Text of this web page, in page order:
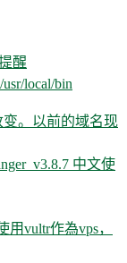
醒
local/bin
变。以前的域名现
中文使
vultr作為vps，